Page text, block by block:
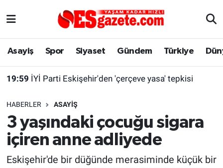
Asayiş Spor Siyaset Gündem Türkiye
19:59 İYİ Parti Eskişehir'den 'çerçeve yasa' tepkisi
HABERLER ASAYIŞ
3 yaşındaki çocuğu sigara
içiren anne adliyede
Eskişehir'de bir düğünde merasiminde küçük bir
Asayiş
Türkiye
Dünya
Yaşam
Eskişehirspor Arşivi
Eskişehir Arşivi
Röportaj
Eskişehir Nöbetçi Eczaneler
Süper Lig Puan Durumu ve Fikstür
Tüm Manşetler
Son Dakika Haberleri